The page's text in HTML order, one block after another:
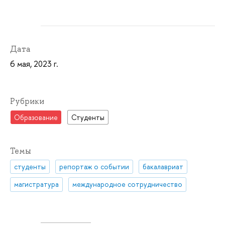
Дата
6 мая, 2023 г.
Рубрики
Образование Студенты
Темы
студенты репортаж о событии
бакалавриат
магистратура
международное сотрудничество